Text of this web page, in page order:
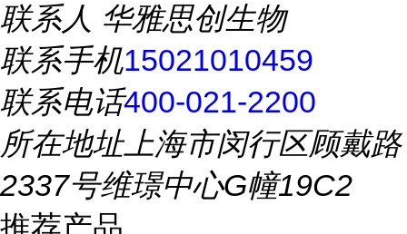
联系人 华雅思创生物
联系手机15021010459
联系电话400-021-2200
所在地址上海市闵行区顾戴路
2337号维璟中心G幢19C2
推荐产品